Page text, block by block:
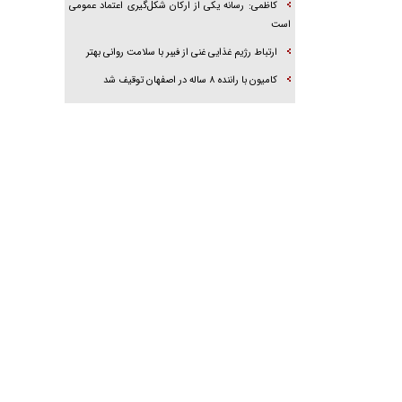
کاظمی: رسانه یکی از ارکان شکل‌گیری اعتماد عمومی
است
ارتباط رژیم غذایی غنی از فیبر با سلامت روانی بهتر
کامیون با راننده ۸ ساله در اصفهان توقیف شد